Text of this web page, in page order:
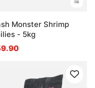
Monster Shrimp
Boilies - 5kg